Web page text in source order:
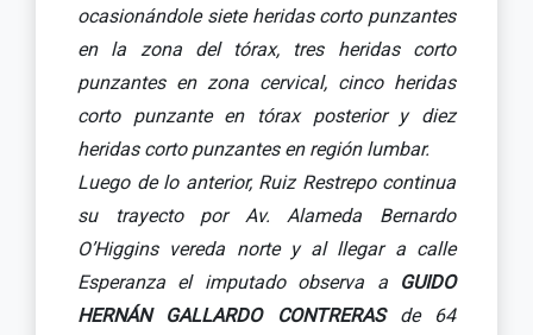
ocasionándole siete heridas corto punzantes
en la zona del tórax, tres heridas corto
punzantes en zona cervical, cinco heridas
corto punzante en tórax posterior y diez
heridas corto punzantes en región lumbar.
Luego de lo anterior, Ruiz Restrepo continua
su trayecto por Av. Alameda Bernardo
O’Higgins vereda norte y al llegar a calle
Esperanza el imputado observa a
GUIDO
HERNÁN GALLARDO CONTRERASde 64